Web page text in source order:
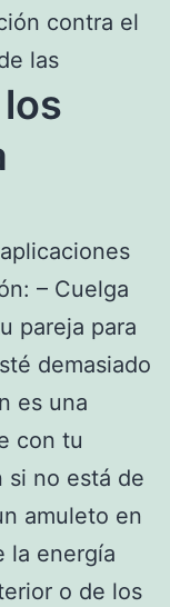
contra el
las
– Cuelga
pareja para
demasiado
es una
con tu
si no está de
amuleto en
la energía
o de los